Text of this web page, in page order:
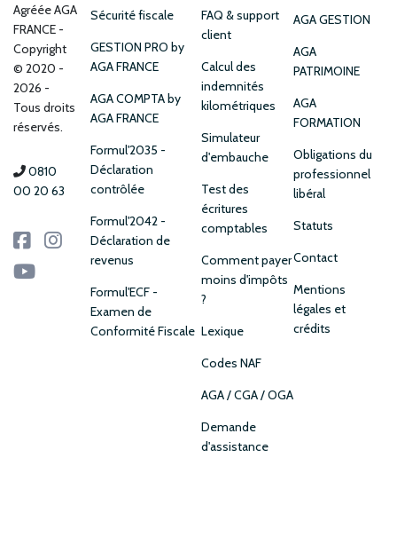
Agréée AGA
FRANCE
Copyright
© 2020 -
2026 -
Tous droits
réservés.
0810
00 20 63
Sécurité fiscale
GESTION PRO by
AGA FRANCE
AGA COMPTA by
AGA FRANCE
Formul'2035 -
Déclaration
contrôlée
Formul'2042 -
Déclaration de
revenus
Formul'ECF -
Examen de
Conformité Fiscale
FAQ & support
client
Calcul des
indemnités
kilométriques
Simulateur
d'embauche
Test des
écritures
comptables
Comment payer
moins d'impôts
?
Lexique
Codes NAF
AGA / CGA / OGA
Demande
d'assistance
AGA GESTION
AGA
PATRIMOINE
AGA
FORMATION
Obligations du
professionnel
libéral
Statuts
Contact
Mentions
légales et
crédits